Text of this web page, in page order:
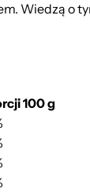
Wiedzą
100 g